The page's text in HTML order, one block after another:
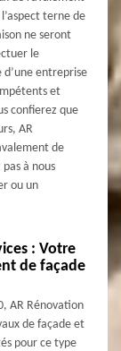
terne de
ne seront
le
d’une entreprise
et
confierez que
AR
de
à nous
ou un
: Votre
de façade
AR Rénovation
de façade et
pour ce type